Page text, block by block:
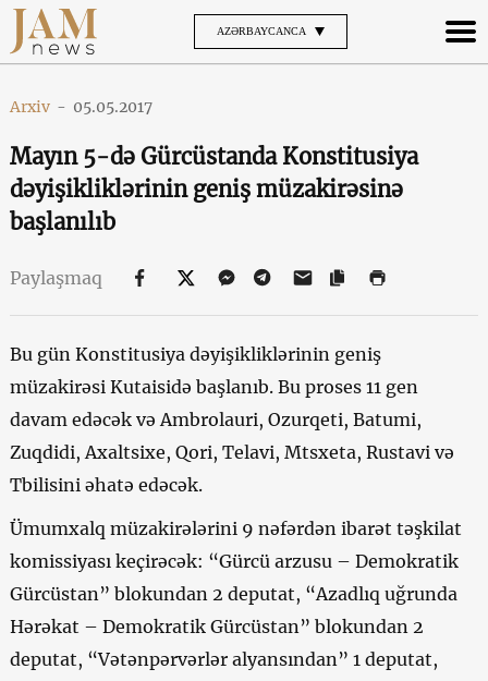
AZƏRBAYCANCA
Arxiv - 05.05.2017
Mayın 5-də Gürcüstanda Konstitusiya
dəyişikliklərinin geniş müzakirəsinə
başlanılıb
Paylaşmaq
Bu gün Konstitusiya dəyişikliklərinin geniş
müzakirəsi Kutaisidə başlanıb. Bu proses 11 gen
davam edəcək və Ambrolauri, Ozurqeti, Batumi,
Zuqdidi, Axaltsixe, Qori, Telavi, Mtsxeta, Rustavi və
Tbilisini əhatə edəcək.
Ümumxalq müzakirələrini 9 nəfərdən ibarət təşkilat
komissiyası keçirəcək: “Gürcü arzusu – Demokratik
Gürcüstan” blokundan 2 deputat, “Azadlıq uğrunda
Hərəkat – Demokratik Gürcüstan” blokundan 2
deputat, “Vətənpərvərlər alyansından” 1 deputat,